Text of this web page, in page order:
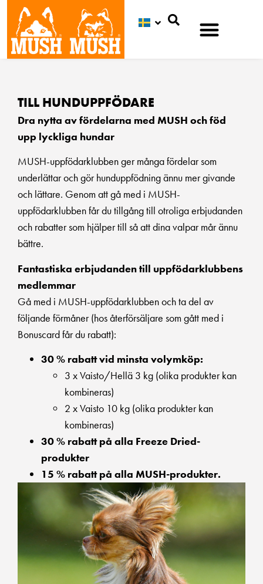
TILL HUNDUPPFÖDARE
Dra nytta av fördelarna med MUSH och föd
upp lyckliga hundar
MUSH-uppfödarklubben ger många fördelar som
underlättar och gör hunduppfödning ännu mer givande
och lättare. Genom att gå med i MUSH-
uppfödarklubben får du tillgång till otroliga erbjudanden
och rabatter som hjälper till så att dina valpar mår ännu
bättre.
Fantastiska erbjudanden till uppfödarklubbens
medlemmar
Gå med i MUSH-uppfödarklubben och ta del av
följande förmåner (hos återförsäljare som gått med i
Bonuscard får du rabatt):
30 % rabatt vid minsta volymköp:
3 x Vaisto/Hellä 3 kg (olika produkter kan
kombineras)
2 x Vaisto 10 kg (olika produkter kan
kombineras)
30 % rabatt på alla Freeze Dried-
produkter
15 % rabatt på alla MUSH-produkter.